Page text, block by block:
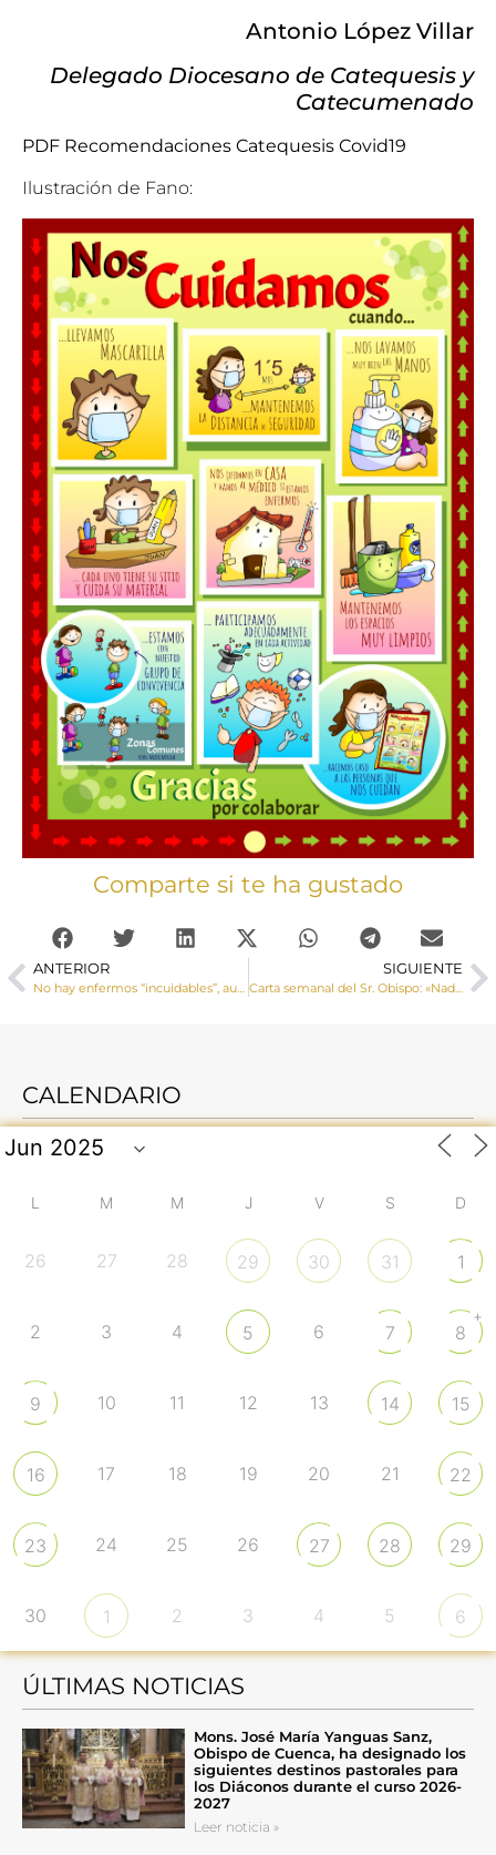
Antonio López Villar
Delegado Diocesano de Catequesis y
Catecumenado
PDF Recomendaciones Catequesis Covid19
Ilustración de Fano:
Comparte si te ha gustado
ANTERIOR
No hay enfermos “incuidables”, aunque sean incurables. Nota de la Comisión Ejecutiva de la CEE sobre la ley de la eutanasia
SIGUIENTE
Carta semanal del Sr. Obispo: «Nada podrá justificar el acabar intencionalmente con la vida del enfermo, ni aunque sea requerido por él»
CALENDARIO
L M M J V S D
26 27 28 29 30 31 1
2 3 4 5 6 7 8
+
9 10 11 12 13 14 15
16 17 18 19 20 21 22
23 24 25 26 27 28 29
30 1 2 3 4 5 6
ÚLTIMAS NOTICIAS
Mons. José María Yanguas Sanz,
Obispo de Cuenca, ha designado los
siguientes destinos pastorales para
los Diáconos durante el curso 2026-
2027
Leer noticia »